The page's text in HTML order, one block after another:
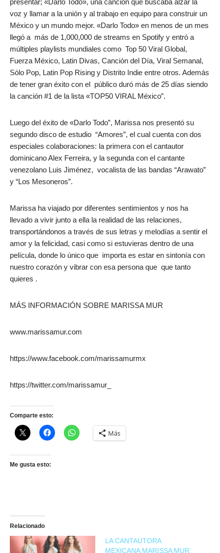
voz y llamar a la unión y al trabajo en equipo para construir un
México y un mundo mejor. «Darlo Todo» en menos de un mes
llegó a más de 1,000,000 de streams en Spotify y entró a
múltiples playlists mundiales como Top 50 Viral Global,
Fuerza México, Latin Divas, Canción del Día, Viral Semanal,
Sólo Pop, Latin Pop Rising y Distrito Indie entre otros. Además
de tener gran éxito con el público duró más de 25 días siendo
la canción #1 de la lista «TOP50 VIRAL México”.
Luego del éxito de «Darlo Todo”, Marissa nos presentó su
segundo disco de estudio “Amores”, el cual cuenta con dos
especiales colaboraciones: la primera con el cantautor
dominicano Alex Ferreira, y la segunda con el cantante
venezolano Luis Jiménez, vocalista de las bandas “Arawato”
y “Los Mesoneros”.
Marissa ha viajado por diferentes sentimientos y nos ha
llevado a vivir junto a ella la realidad de las relaciones,
transportándonos a través de sus letras y melodías a sentir el
amor y la felicidad, casi como si estuvieras dentro de una
película, donde lo único que importa es estar en sintonía con
nuestro corazón y vibrar con esa persona que que tanto
quieres .
MÁS INFORMACIÓN SOBRE MARISSA MUR
www.marissamur.com
https://www.facebook.com/marissamurmx
https://twitter.com/marissamur_
Comparte esto:
Más
Me gusta esto:
Relacionado
LA CANTAUTORA
MEXICANA MARISSA MUR